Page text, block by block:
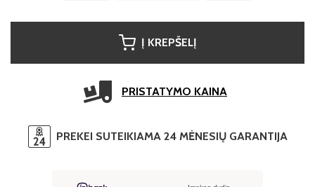
Į KREPŠELĮ
PRISTATYMO KAINA
PREKEI SUTEIKIAMA 24 MĖNESIŲ GARANTIJA